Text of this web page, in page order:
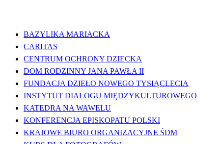
BAZYLIKA MARIACKA
CARITAS
CENTRUM OCHRONY DZIECKA
DOM RODZINNY JANA PAWŁA II
FUNDACJA DZIEŁO NOWEGO TYSIĄCLECIA
INSTYTUT DIALOGU MIĘDZYKULTUROWEGO
KATEDRA NA WAWELU
KONFERENCJA EPISKOPATU POLSKI
KRAJOWE BIURO ORGANIZACYJNE ŚDM